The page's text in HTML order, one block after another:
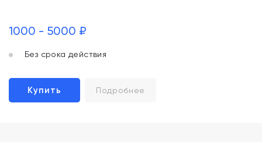
1000 - 5000 ₽
Без срока действия
Купить Подробнее